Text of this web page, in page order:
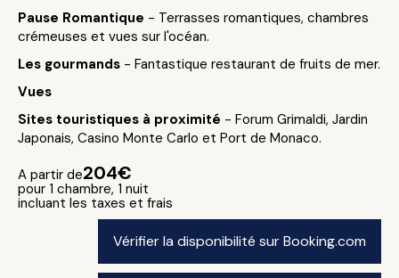
Pause Romantique - Terrasses romantiques, chambres
crémeuses et vues sur l'océan.
Les gourmands - Fantastique restaurant de fruits de mer.
Vues
Sites touristiques à proximité - Forum Grimaldi, Jardin
Japonais, Casino Monte Carlo et Port de Monaco.
A partir de204€
pour 1 chambre, 1 nuit
incluant les taxes et frais
Vérifier la disponibilité sur Booking.com